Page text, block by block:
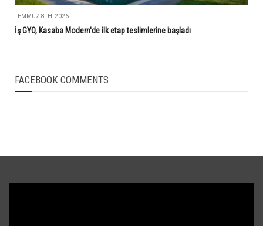
TEMMUZ 8TH, 2026
İş GYO, Kasaba Modern'de ilk etap teslimlerine başladı
FACEBOOK COMMENTS